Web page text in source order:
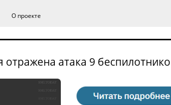
О проекте
отражена атака 9